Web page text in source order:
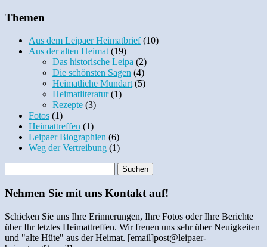
Themen
Aus dem Leipaer Heimatbrief(10)
Aus der alten Heimat(19)
Das historische Leipa (2)
Die schönsten Sagen (4)
Heimatliche Mundart(5)
Heimatliteratur(1)
Rezepte (3)
Fotos (1)
Heimattreffen (1)
Leipaer Biographien (6)
Weg der Vertreibung (1)
Nehmen Sie mit uns Kontakt auf!
Schicken Sie uns Ihre Erinnerungen, Ihre Fotos oder Ihre Berichte
über Ihr letztes Heimattreffen. Wir freuen uns sehr über Neuigkeiten
und "alte Hüte" aus der Heimat. [email]post@leipaer-